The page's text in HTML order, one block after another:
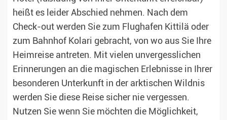
heißt es leider Abschied nehmen. Nach dem
Check-out werden Sie zum Flughafen Kittilä oder
zum Bahnhof Kolari gebracht, von wo aus Sie Ihre
Heimreise antreten. Mit vielen unvergesslichen
Erinnerungen an die magischen Erlebnisse in Ihrer
besonderen Unterkunft in der arktischen Wildnis
werden Sie diese Reise sicher nie vergessen.
Nutzen Sie wenn Sie möchten die Möglichkeit,